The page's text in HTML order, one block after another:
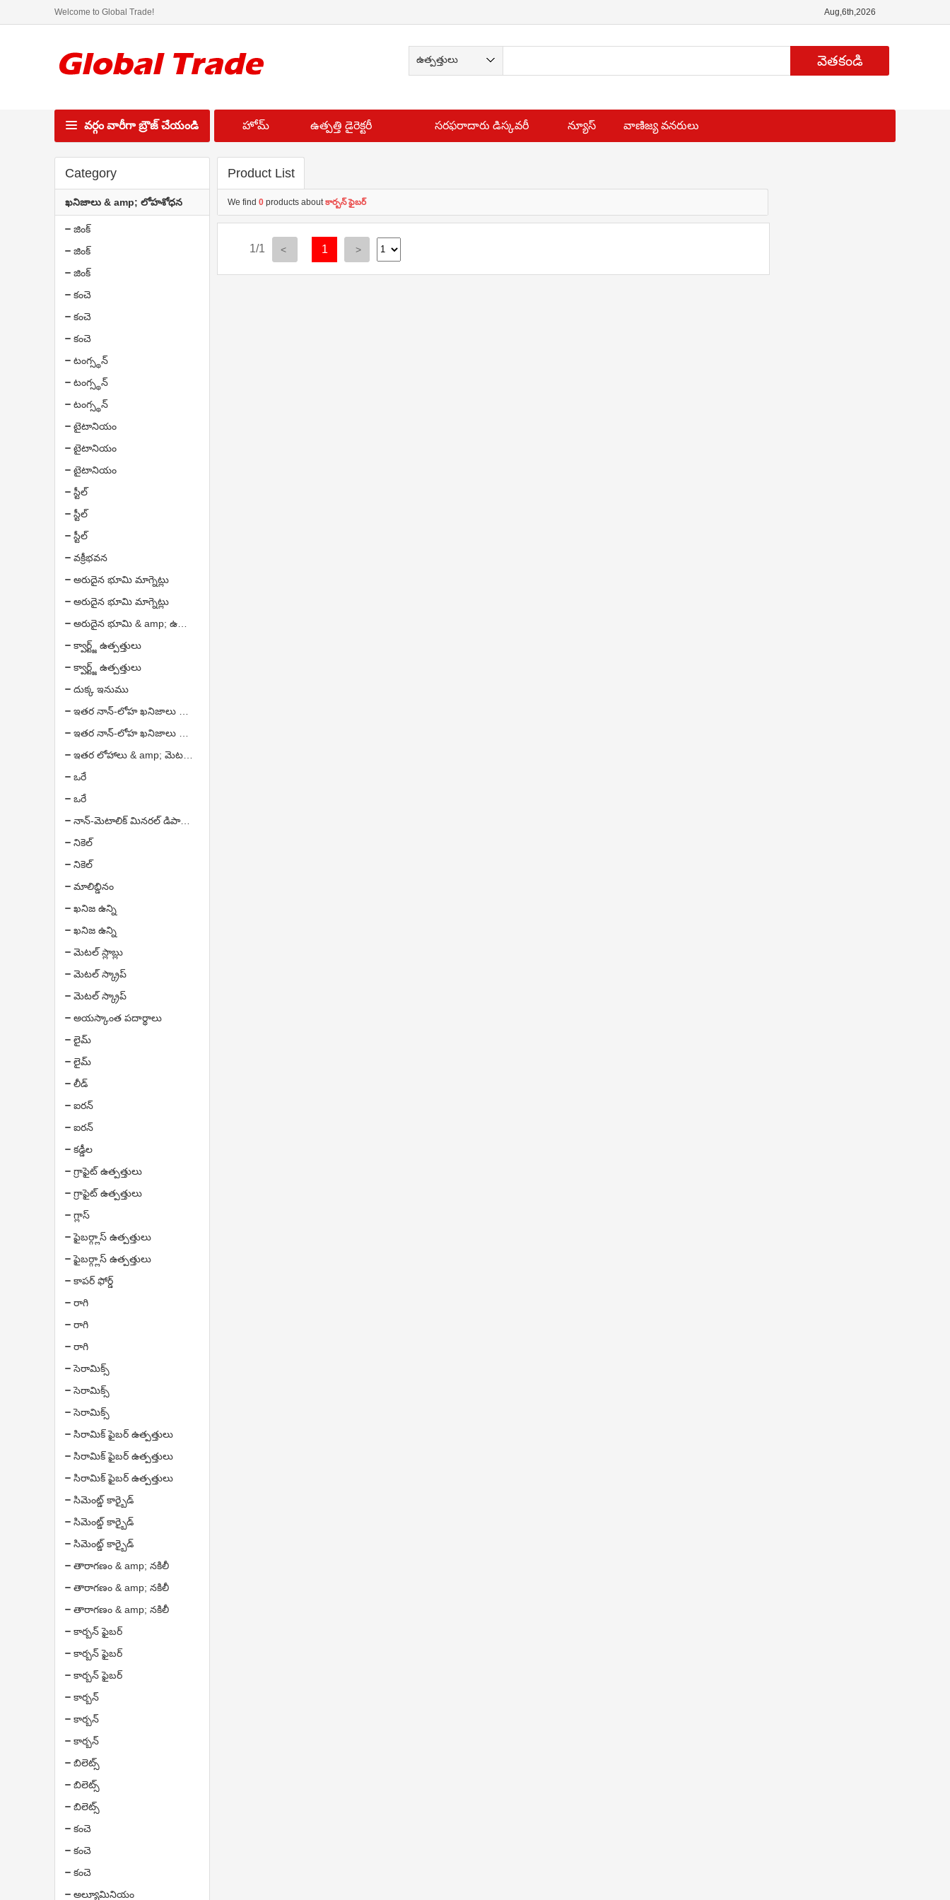
Welcome to Global Trade! Aug,6th,2026
వెతకండి
వర్గం వారీగా బ్రౌజ్ చేయండి హోమ్ ఉత్పత్తి డైరెక్టరీ సరఫరాదారు డిస్కవరీ న్యూస్ వాణిజ్య వనరులు
Category
ఖనిజాలు & amp; లోహశోధన
జింక్
జింక్
జింక్
కంచె
కంచె
కంచె
టంగ్స్థన్
టంగ్స్థన్
టంగ్స్థన్
టైటానియం
టైటానియం
టైటానియం
స్టీల్
స్టీల్
స్టీల్
వక్రీభవన
అరుదైన భూమి మాగ్నెట్లు
అరుదైన భూమి మాగ్నెట్లు
క్వార్ట్జ్ ఉత్పత్తులు
క్వార్ట్జ్ ఉత్పత్తులు
దుక్క ఇనుము
ఒరే
ఒరే
నాన్-మెటాలిక్ మినరల్ డిపాజిట్
నికెల్
నికెల్
మాలిబ్డినం
ఖనిజ ఉన్ని
ఖనిజ ఉన్ని
మెటల్ స్లాబ్లు
మెటల్ స్క్రాప్
మెటల్ స్క్రాప్
అయస్కాంత పదార్థాలు
లైమ్
లైమ్
లీడ్
ఐరన్
ఐరన్
కడ్డీల
గ్రాఫైట్ ఉత్పత్తులు
గ్రాఫైట్ ఉత్పత్తులు
గ్లాస్
ఫైబర్గ్లాస్ ఉత్పత్తులు
ఫైబర్గ్లాస్ ఉత్పత్తులు
కాపర్ ఫోర్డ్
రాగి
రాగి
రాగి
సెరామిక్స్
సెరామిక్స్
సెరామిక్స్
సిరామిక్ ఫైబర్ ఉత్పత్తులు
సిరామిక్ ఫైబర్ ఉత్పత్తులు
సిరామిక్ ఫైబర్ ఉత్పత్తులు
సిమెంట్డ్ కార్బైడ్
సిమెంట్డ్ కార్బైడ్
సిమెంట్డ్ కార్బైడ్
తారాగణం & amp; నకిలీ
తారాగణం & amp; నకిలీ
తారాగణం & amp; నకిలీ
కార్బన్ ఫైబర్
కార్బన్ ఫైబర్
కార్బన్ ఫైబర్
కార్బన్
కార్బన్
కార్బన్
బిలెట్స్
బిలెట్స్
బిలెట్స్
కంచె
కంచె
కంచె
అల్యూమినియం
Product List
We find 0 products aboutకార్బన్ ఫైబర్
1/1 1